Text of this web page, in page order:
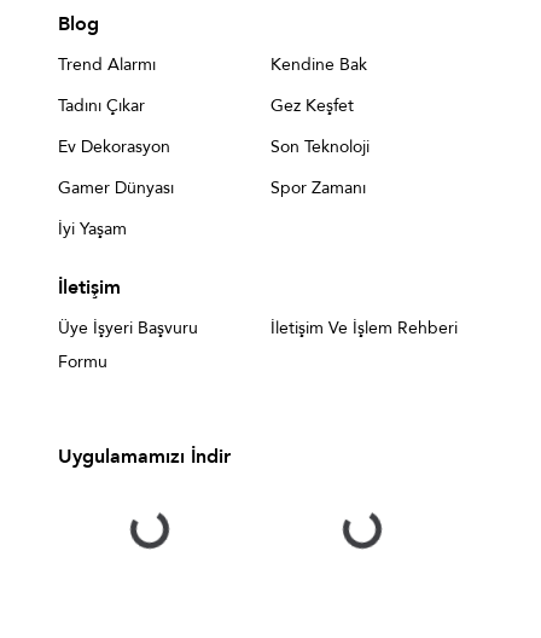
Blog
Trend Alarmı
Kendine Bak
Tadını Çıkar
Gez Keşfet
Ev Dekorasyon
Son Teknoloji
Gamer Dünyası
Spor Zamanı
İyi Yaşam
İletişim
Üye İşyeri Başvuru
Formu
İletişim Ve İşlem Rehberi
Uygulamamızı İndir